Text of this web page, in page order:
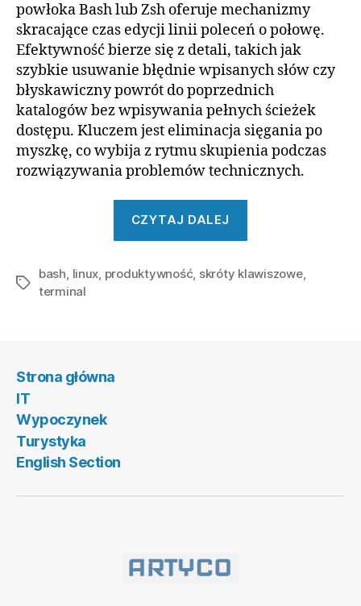
powłoka Bash lub Zsh oferuje mechanizmy
skracające czas edycji linii poleceń o połowę.
Efektywność bierze się z detali, takich jak
szybkie usuwanie błędnie wpisanych słów czy
błyskawiczny powrót do poprzednich
katalogów bez wpisywania pełnych ścieżek
dostępu. Kluczem jest eliminacja sięgania po
myszkę, co wybija z rytmu skupienia podczas
rozwiązywania problemów technicznych.
CZYTAJ DALEJ
wierszu
Tagi
bash linux produktywność skróty klawiszowe,
terminal
Strona główna
IT
Wypoczynek
Turystyka
English Section